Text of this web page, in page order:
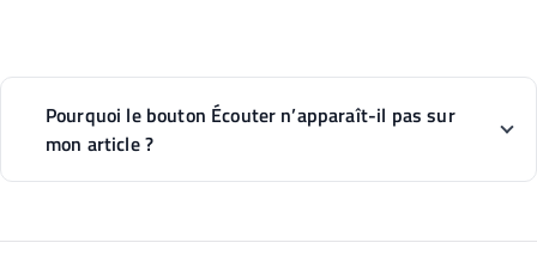
Pourquoi le bouton Écouter n’apparaît-il pas sur
mon article ?